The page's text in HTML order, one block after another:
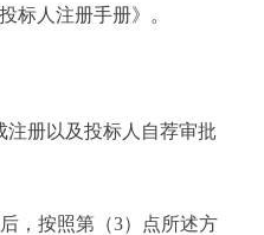
标人注册手册》。
注册以及投标人自荐审批
，按照第（3）点所述方